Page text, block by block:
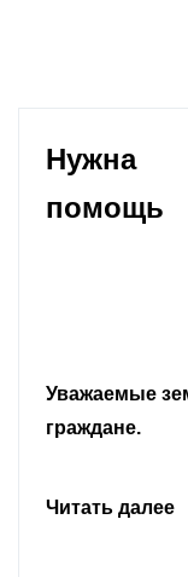
Нужна
помощь
Уважаемые
граждане.
Читать далее